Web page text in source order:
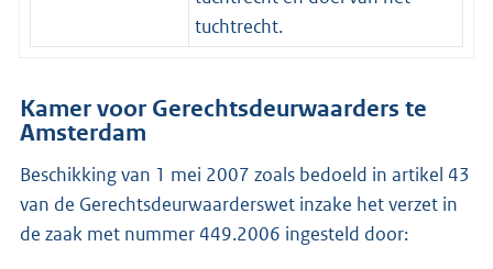
tuchtrecht.
Kamer voor Gerechtsdeurwaarders te
Amsterdam
Beschikking van 1 mei 2007 zoals bedoeld in artikel 43
van de Gerechtsdeurwaarderswet inzake het verzet in
de zaak met nummer 449.2006 ingesteld door: